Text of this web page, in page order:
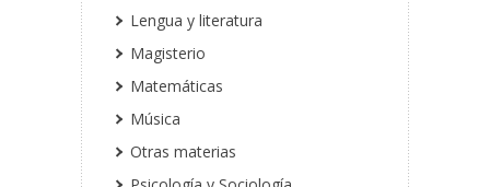
Lengua y literatura
Magisterio
Matemáticas
Música
Otras materias